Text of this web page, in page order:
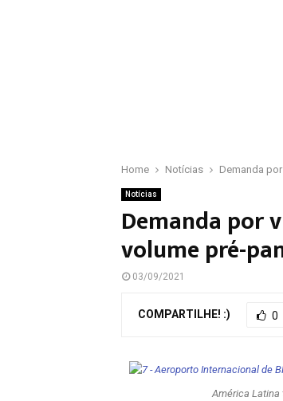
Home Notícias Demanda
Notícias
Demanda por
volume pré-
03/09/2021
COMPARTILHE! :) 0
América Latina